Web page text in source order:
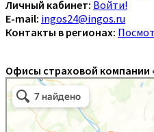
Личный кабинет: Войти!
E-mail: ingos24@ingos.ru
Контакты в регионах:
Офисы страховой компании